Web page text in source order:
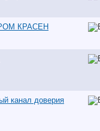
КРАСЕН
канал доверия